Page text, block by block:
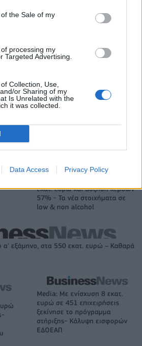
the Sale of my
processing my
Targeted Advertising.
Collection, Use,
or Sharing of my
Is Unrelated with the
it was collected.
Data Access Privacy Policy
του Άνταμ Μοκόκα - Δωρεά της ΚΑΕ
εκατ. ευρώ και αύξηση κερδών
57% - Τα νέα στοιχήματα σε
low & non alcohol
α' εξάμηνο, στα 550 εκατ. ευρώ – Καθαρά
Media: Με ενίσχυση 8 εκατ.
ευρώ σε 451 επιχειρήσεις
ξεκίνησε το πρόγραμμα
στήριξης- Κάλυψη εισφορών
ΕΔΟΕΑΠ